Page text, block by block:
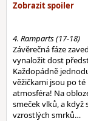
4. Ramparts (17-18)
Závěrečná fáze
vynaložit dost
Každopádně
věžičkami jsou po
atmosféra! Na
smeček vlků, a
vzrostlých smrků…